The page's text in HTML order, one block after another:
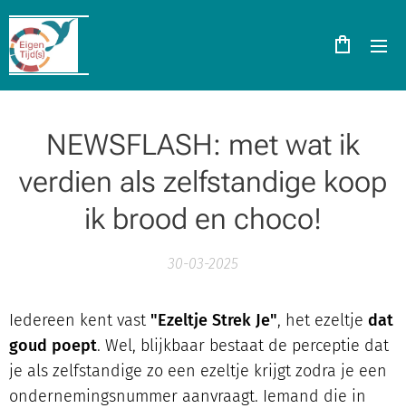
NEWSFLASH: met wat ik
verdien als zelfstandige koop
ik brood en choco!
30-03-2025
Iedereen kent vast "Ezeltje Strek Je", het ezeltje dat
goud poept. Wel, blijkbaar bestaat de perceptie dat
je als zelfstandige zo een ezeltje krijgt zodra je een
ondernemingsnummer aanvraagt. Iemand die in